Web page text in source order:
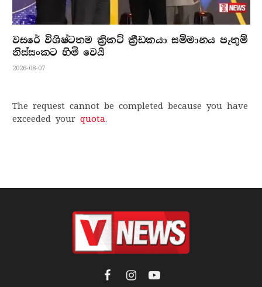
වසරේ විශිෂ්ටතම ක්‍රිකට් ක්‍රීඩකයා සම්මානය පැතුම්
නිස්සංකට හිමි වෙයි
2026-08-07
The request cannot be completed because you have
exceeded your quota.
FacebookInstagramYouTube